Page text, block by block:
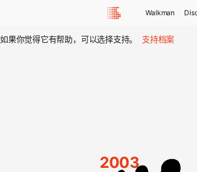
Walkman
如果你觉得它有帮助，可以选择支持。 支持档案
2003